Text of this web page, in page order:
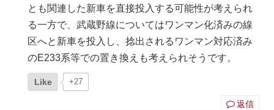
とも関連した新車を直接投入する可能性が考えられ
る一方で、武蔵野線についてはワンマン化済みの線
区へと新車を投入し、捻出されるワンマン対応済み
のE233系等での置き換えも考えられそうです。
Like +27
返信